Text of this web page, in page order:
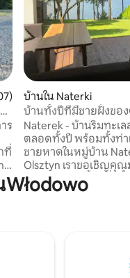
ฉลี่ย 5 จาก 5, 107 รีวิว
ร
ที่
บ้านใน Naterki
บ้านทั้งปีที่มีชายฝั่งของ
Naterek - บ้านริมทะเ
ตลอดทั้งปี พร้อมทั้งท่า
ชายหาดในหมู่บ้าน
Olsztyn เราขอเชิญคุ
บริการตลอดทั้งปี ซึ่งตั้
เสน่ห์ริมฝั่งทะเลสาบสเ
สำหรับการพักผ่อนอย่า
การพักผ่อนอย่างไร้กัง